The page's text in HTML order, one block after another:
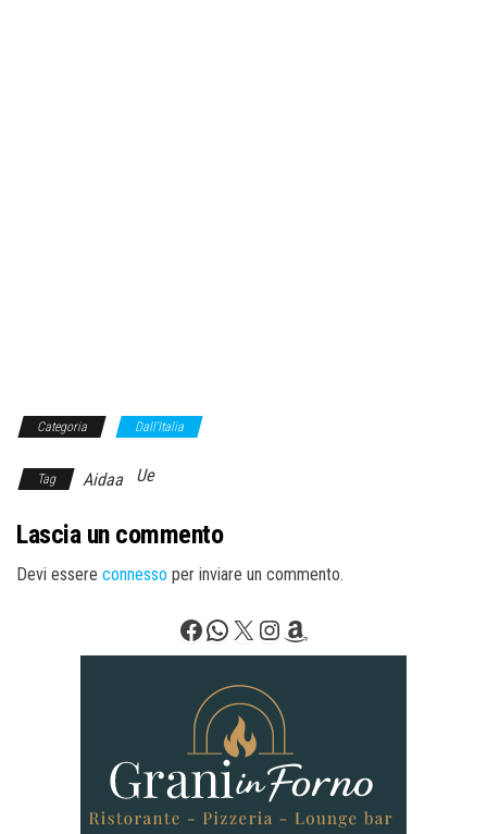
Categoria Dall'Italia
Tag Aidaa Ue
Lascia un commento
Devi essere connesso per inviare un commento.
Facebook
WhatsApp
X Instagram
Amazon